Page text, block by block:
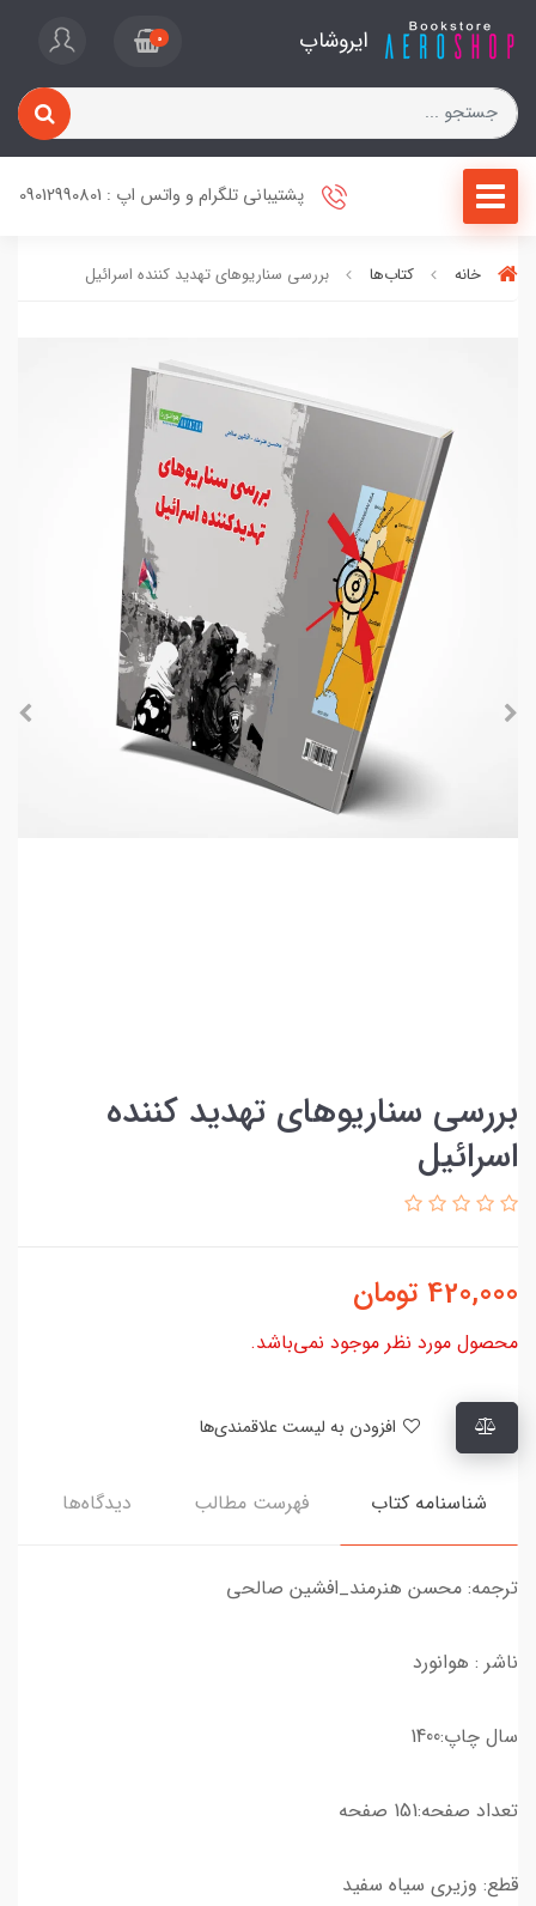
ایروشاپ 0
پشتیبانی تلگرام و واتس اپ : 09012990801
خانه کتاب‌ها بررسی سناریوهای تهدید کننده اسرائیل
بررسی سناریوهای تهدید کننده
اسرائیل
420,000 تومان
محصول مورد نظر موجود نمی‌باشد.
شناسنامه کتاب فهرست مطالب دیدگاه‌ها
ترجمه: محسن هنرمند_افشین صالحی
ناشر : هوانورد
سال چاپ:1400
تعداد صفحه:151 صفحه
قطع: وزیری سیاه سفید